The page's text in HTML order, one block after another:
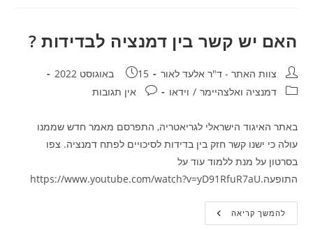
לסיכוי
לפיתוח
האם יש קשר בין דמנציה לבדידות ?
מחבר:צוות האתר - ד"ר אלעד לאור פורסם:
15 באוגוסט 2022
קטגוריה:דמנציה ואלצהיימר / וידאו תגובות:אין תגובות
באתר האיגוד הישראלי לגריאטריה, התפרסם מאמר חדש שממנו
עולה כי ישנו קשר חזק בין בדידות לסיכויים לפתח דמנציה. צפו
בסרטון על מנת ללמוד עוד על
התופעה.https://www.youtube.com/watch?v=yD91RfuR7aU
להמשך קריאההאם
יש